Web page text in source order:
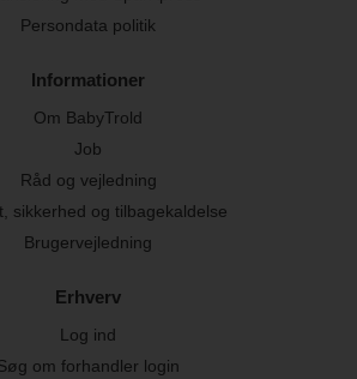
Persondata politik
Informationer
Om BabyTrold
Job
Råd og vejledning
sikkerhed og tilbagekaldelse
Brugervejledning
Erhverv
Log ind
om forhandler login